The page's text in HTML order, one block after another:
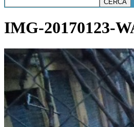
IMG-20170123-